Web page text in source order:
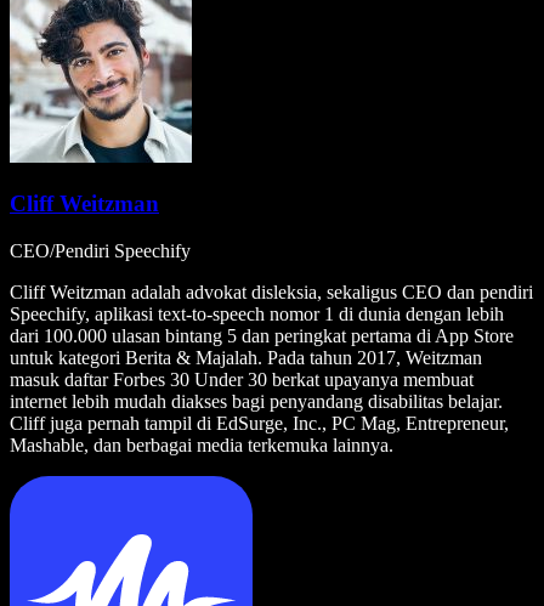
Cliff Weitzman
CEO/Pendiri Speechify
Cliff Weitzman adalah advokat disleksia, sekaligus CEO dan pendiri
Speechify, aplikasi text-to-speech nomor 1 di dunia dengan lebih
dari 100.000 ulasan bintang 5 dan peringkat pertama di App Store
untuk kategori Berita & Majalah. Pada tahun 2017, Weitzman
masuk daftar Forbes 30 Under 30 berkat upayanya membuat
internet lebih mudah diakses bagi penyandang disabilitas belajar.
Cliff juga pernah tampil di EdSurge, Inc., PC Mag, Entrepreneur,
Mashable, dan berbagai media terkemuka lainnya.